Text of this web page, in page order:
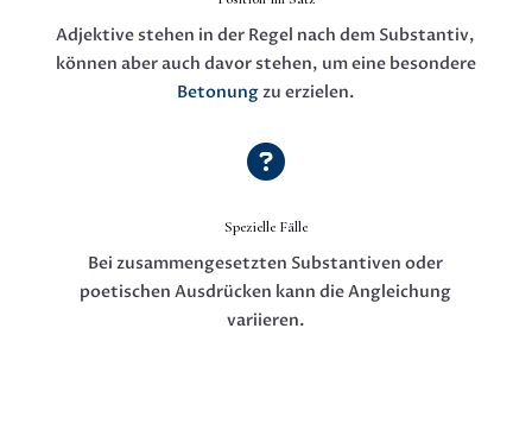
Adjektive stehen in der Regel nach dem Substantiv,
können aber auch davor stehen, um eine besondere
Betonungzu erzielen.

Spezielle Fälle
Bei zusammengesetzten Substantiven oder
poetischen Ausdrücken kann die Angleichung
variieren.